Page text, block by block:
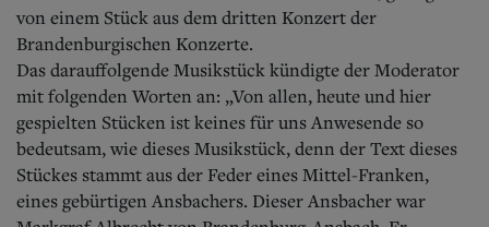
von einem Stück aus dem dritten Konzert der
Brandenburgischen Konzerte.
Das darauffolgende Musikstück kündigte der Moderator
mit folgenden Worten an: „Von allen, heute und hier
gespielten Stücken ist keines für uns Anwesende so
bedeutsam, wie dieses Musikstück, denn der Text dieses
Stückes stammt aus der Feder eines Mittel-Franken,
eines gebürtigen Ansbachers. Dieser Ansbacher war